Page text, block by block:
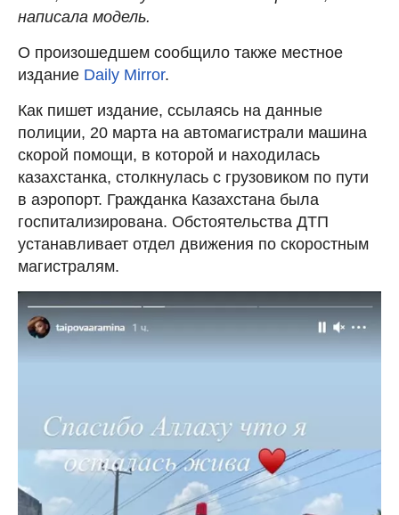
написала модель.
О произошедшем сообщило также местное
издание Daily Mirror.
Как пишет издание, ссылаясь на данные
полиции, 20 марта на автомагистрали машина
скорой помощи, в которой и находилась
казахстанка, столкнулась с грузовиком по пути
в аэропорт. Гражданка Казахстана была
госпитализирована. Обстоятельства ДТП
устанавливает отдел движения по скоростным
магистралям.